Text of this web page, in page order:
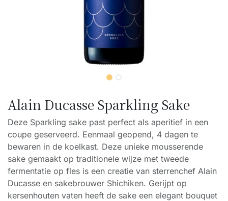
Alain Ducasse Sparkling Sake
Deze Sparkling sake past perfect als aperitief in een
coupe geserveerd. Eenmaal geopend, 4 dagen te
bewaren in de koelkast. Deze unieke mousserende
sake gemaakt op traditionele wijze met tweede
fermentatie op fles is een creatie van sterrenchef Alain
Ducasse en sakebrouwer Shichiken. Gerijpt op
kersenhouten vaten heeft de sake een elegant bouquet